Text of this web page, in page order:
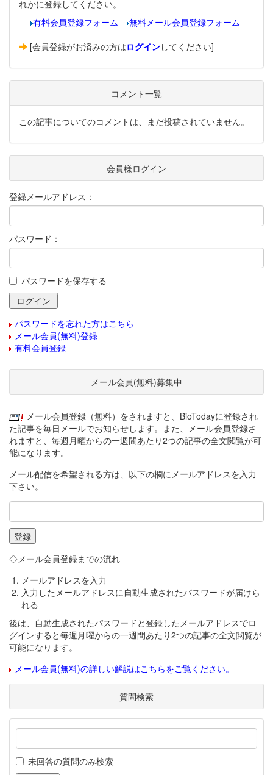
れかに登録してください。
有料会員登録フォーム
無料メール会員登録フォーム
[会員登録がお済みの方はログインしてください]
コメント一覧
この記事についてのコメントは、まだ投稿されていません。
会員様ログイン
登録メールアドレス：
パスワード：
パスワードを保存する
パスワードを忘れた方はこちら
メール会員(無料)登録
有料会員登録
メール会員(無料)募集中
メール会員登録（無料）をされますと、BioTodayに登録され
た記事を毎日メールでお知らせします。また、メール会員登録さ
れますと、毎週月曜からの一週間あたり2つの記事の全文閲覧が可
能になります。
メール配信を希望される方は、以下の欄にメールアドレスを入力
下さい。
◇メール会員登録までの流れ
メールアドレスを入力
入力したメールアドレスに自動生成されたパスワードが届けら
れる
後は、自動生成されたパスワードと登録したメールアドレスでロ
グインすると毎週月曜からの一週間あたり2つの記事の全文閲覧が
可能になります。
メール会員(無料)の詳しい解説はこちらをご覧ください。
質問検索
未回答の質問のみ検索